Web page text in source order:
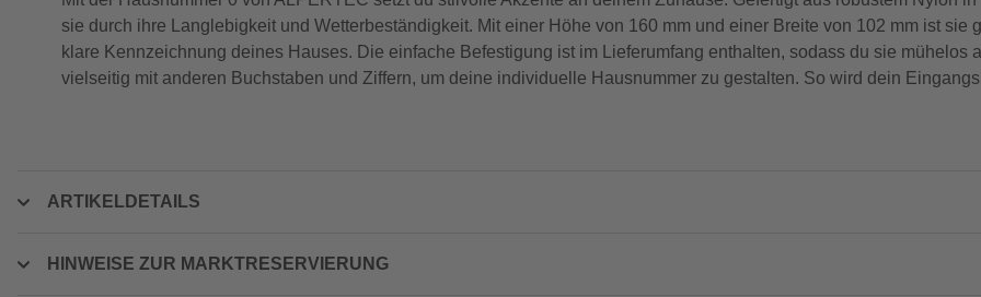
sie durch ihre Langlebigkeit und Wetterbeständigkeit. Mit einer Höhe von 160 mm und einer Breite von 102 mm ist sie
klare Kennzeichnung deines Hauses. Die einfache Befestigung ist im Lieferumfang enthalten, sodass du sie mühelos
vielseitig mit anderen Buchstaben und Ziffern, um deine individuelle Hausnummer zu gestalten. So wird dein
ARTIKELDETAILS
HINWEISE ZUR MARKTRESERVIERUNG